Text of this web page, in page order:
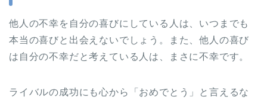
他人の不幸を自分の喜びにしている人は、いつまでも
本当の喜びと出会えないでしょう。また、他人の喜び
は自分の不幸だと考えている人は、まさに不幸です。
ライバルの成功にも心から「おめでとう」と言えるな